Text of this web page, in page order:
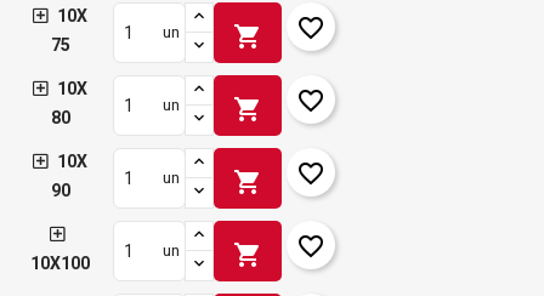
10X
75
un shopping_cart favorite_border
10X
80
un shopping_cart favorite_border
10X
90
un shopping_cart favorite_border
10X100
un shopping_cart favorite_border